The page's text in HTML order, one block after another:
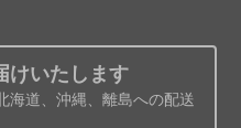
けいたします
海道、沖縄、離島への配送